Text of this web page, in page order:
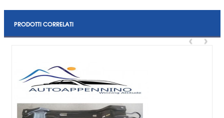
PRODOTTI CORRELATI
‹ ›